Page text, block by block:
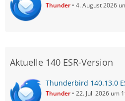
Thunder 4. August 2026
Aktuelle 140 ESR-Version
Thunderbird 140.13.0
Thunder 22. Juli 2026 um